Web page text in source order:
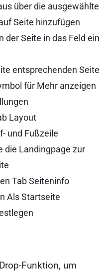
über die ausgewählte
Seite hinzufügen
der Seite in das Feld ein
entsprechenden Seite
für Mehr anzeigen
Layout
und Fußzeile
die Landingpage zur
Tab Seiteninfo
Als Startseite
Funktion, um